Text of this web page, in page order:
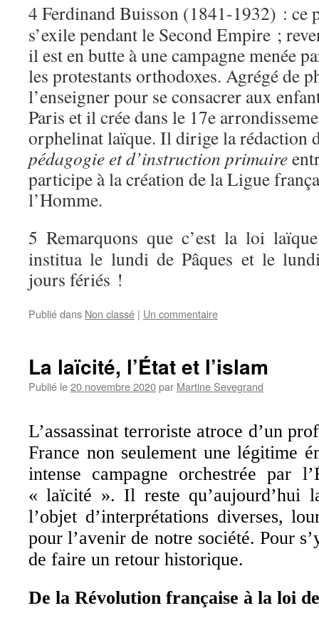
4 Ferdinand Buisson (1841-1932) : ce
s’exile pendant le Second Empire ;
il est en butte à une campagne menée
les protestants orthodoxes. Agrégé de
l’enseigner pour se consacrer aux
Paris et il crée dans le 17e
orphelinat laïque. Il dirige la rédaction
pédagogie et d’instruction primaire
participe à la création de la Ligue
l’Homme.
5 Remarquons que c’est la loi
institua le lundi de Pâques et le
jours fériés !
Publié dans Non classé | Un commentaire
La laïcité, l’État et l’islam
Publié le20 novembre 2020par Martine Sevegrand
L’assassinat terroriste atroce d’un
France non seulement une légitime
intense campagne orchestrée par
« laïcité ». Il reste qu’aujourd’hui
l’objet d’interprétations diverses,
pour l’avenir de notre société. Pour
de faire un retour historique.
De la Révolution française à la loi